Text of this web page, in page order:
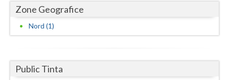
Gorj
Harghita
Ialomita
Zone Geografice
Nord (1)
Public Tinta